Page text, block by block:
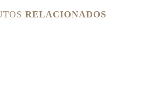
RELACIONADOS